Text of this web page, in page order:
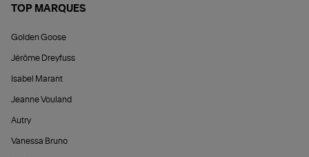
TOP MARQUES
Golden Goose
Jérôme Dreyfuss
Isabel Marant
Jeanne Vouland
Autry
Vanessa Bruno